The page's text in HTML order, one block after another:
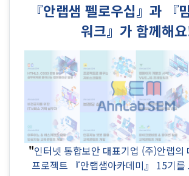
『안랩샘 펠로우십』과 『
워크』가 함께해
"인터넷 통합보안 대표기업 (주)안랩의
프로젝트 『안랩샘아카데미』 15기